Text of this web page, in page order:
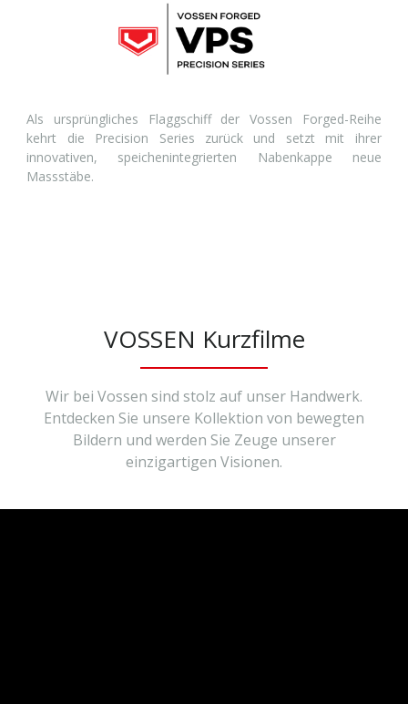
Als ursprüngliches Flaggschiff der Vossen Forged-Reihe
kehrt die Precision Series zurück und setzt mit ihrer
innovativen, speichenintegrierten Nabenkappe neue
Massstäbe.
VOSSEN Kurzfilme
Wir bei Vossen sind stolz auf unser Handwerk.
Entdecken Sie unsere Kollektion von bewegten
Bildern und werden Sie Zeuge unserer
einzigartigen Visionen.